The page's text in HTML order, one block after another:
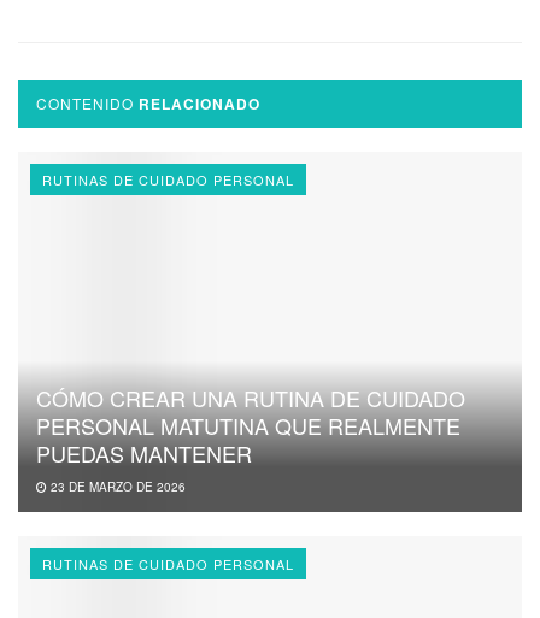
CONTENIDO RELACIONADO
RUTINAS DE CUIDADO PERSONAL
CÓMO CREAR UNA RUTINA DE CUIDADO
PERSONAL MATUTINA QUE REALMENTE
PUEDAS MANTENER
23 DE MARZO DE 2026
RUTINAS DE CUIDADO PERSONAL